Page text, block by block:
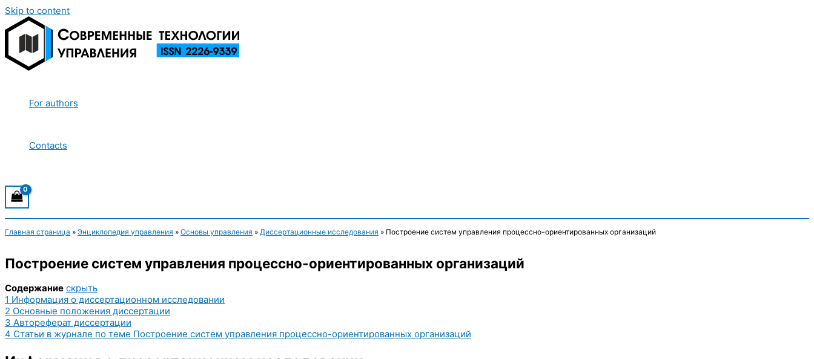
Skip to content
For authors
Contacts
Главная страница » Энциклопедия управления » Основы управления » Диссертационные исследования » Построение систем управления процессно-ориентированных организаций
Построение систем управления процессно-ориентированных организаций
Содержание скрыть
1 Информация о диссертационном исследовании
2 Основные положения диссертации
3 Автореферат диссертации
4 Статьи в журнале по теме Построение систем управления процессно-ориентированных организаций